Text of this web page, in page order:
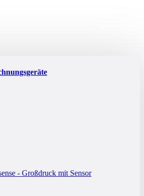
- Großdruck mit Sensor